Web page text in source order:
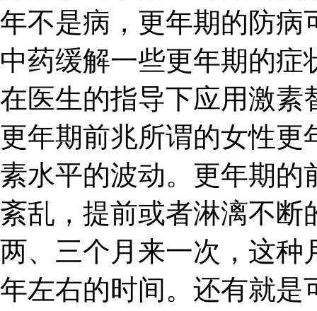
年不是病，更年期的防病
中药缓解一些更年期的
在医生的指导下应用激
更年期前兆所谓的女性更
素水平的波动。更年期的
紊乱，提前或者淋漓不断
两、三个月来一次，这种
年左右的时间。还有就是